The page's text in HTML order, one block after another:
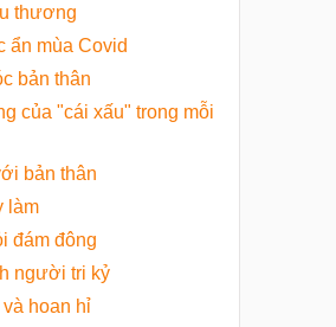
thương
ẩn mùa Covid
bản thân
của "cái xấu" trong mỗi
bản thân
làm
đám đông
người tri kỷ
hoan hỉ